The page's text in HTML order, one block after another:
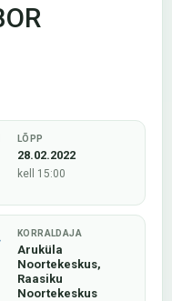
LÕPP
28.02.2022
kell 15:00
KORRALDAJA
Aruküla
Noortekeskus,
Raasiku
Noortekeskus